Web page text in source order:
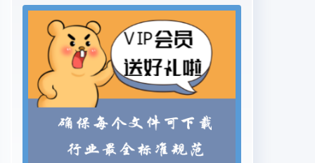
China醇类燃料的特点:(1)辛烷值比汽油高,可采用高
2. China National Heary Duty Truck Group;
Shandong压缩比提高热效率;(2)蒸发潜热大,使得醇
类燃料低Jinan 250031 China温起动和低温运行性
能恶化;(3)常温下为液体,操作容易,储带方便;(4)可燃
界限宽,燃烧速度快,可以实Abstract: E85 car in low
temperature environment cold现稀薄燃烧。
start-up will worsen, which is one of the main
obstacles1.2乙醇对汽油醇饱和蒸汽压的影响for